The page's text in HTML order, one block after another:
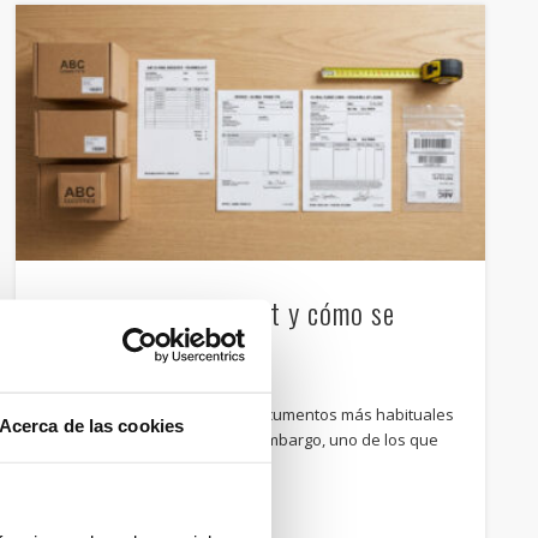
Acerca de las cookies
Qué es un packing list y cómo se
El packing list es uno de los documentos más habituales
en el comercio exterior y, sin embargo, uno de los que